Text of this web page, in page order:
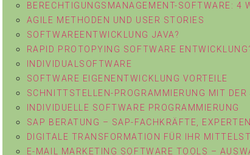
BERECHTIGUNGSMANAGEMENT-SOFTWARE: 4
AGILE METHODEN UND USER STORIES
SOFTWAREENTWICKLUNG JAVA?
RAPID PROTOPYING SOFTWARE
INDIVIDUALSOFTWARE
SOFTWARE EIGENENTWICKLUNG VORTEILE
SCHNITTSTELLEN-PROGRAMMIERUNG MIT
INDIVIDUELLE SOFTWARE PROGRAMMIERUNG
SAP BERATUNG – SAP-FACHKRÄFTE, EXPERTEN
DIGITALE TRANSFORMATION FÜR IHR
E-MAIL MARKETING SOFTWARE TOOLS –